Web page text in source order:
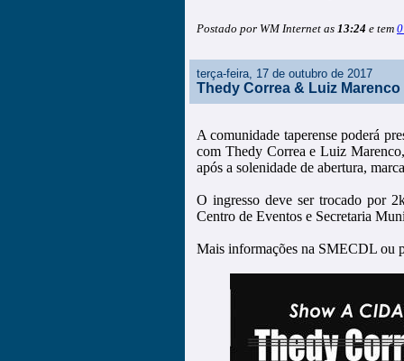
Postado por WM Internet as 13:24 e tem
terça-feira, 17 de outubro de 2017
Thedy Correa & Luiz Marenco
A comunidade taperense poderá
com Thedy Correa e Luiz
após a solenidade de abertura,
O ingresso deve ser trocado por
Centro de Eventos e Secretaria
Mais informações na SMECDL ou